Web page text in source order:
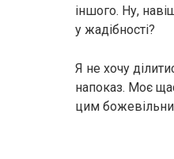
іншого. Ну,
у жадібності?
Я не хочу
напоказ. Моє
цим